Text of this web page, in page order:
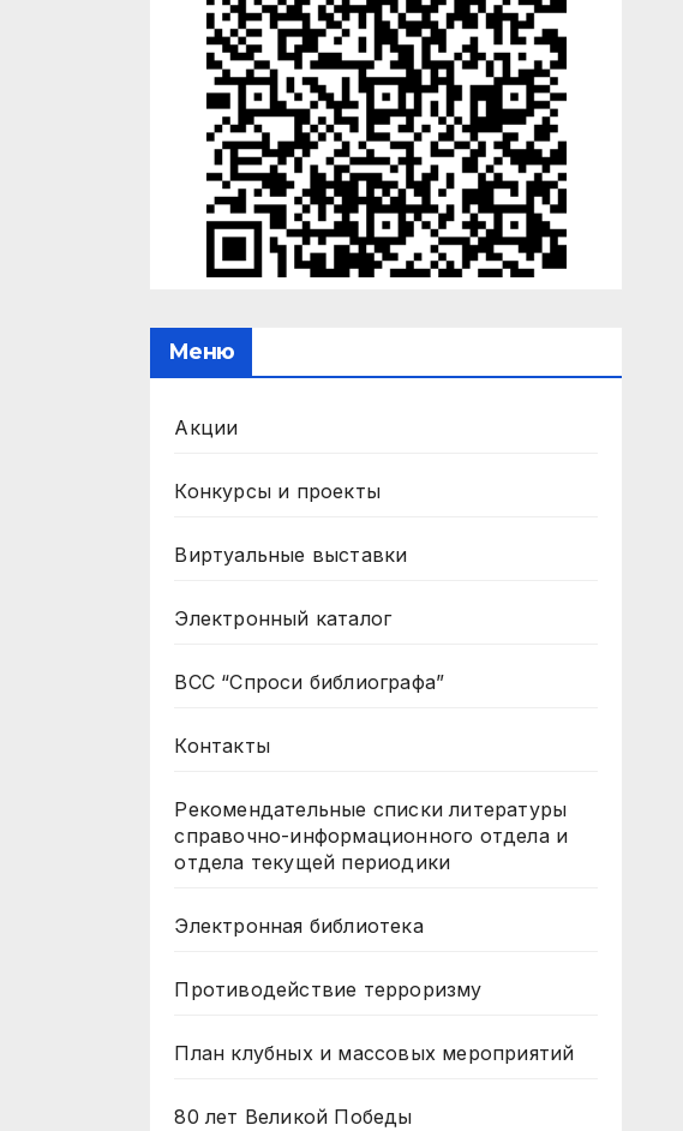
Меню
Акции
Конкурсы и проекты
Виртуальные выставки
Электронный каталог
ВСС “Спроси библиографа”
Контакты
Рекомендательные списки литературы
справочно-информационного отдела и
отдела текущей периодики
Электронная библиотека
Противодействие терроризму
План клубных и массовых мероприятий
80 лет Великой Победы